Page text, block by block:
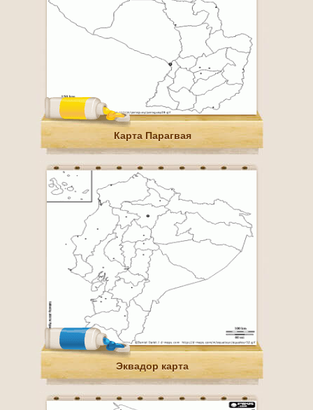
Карта Парагвая
Эквадор карта